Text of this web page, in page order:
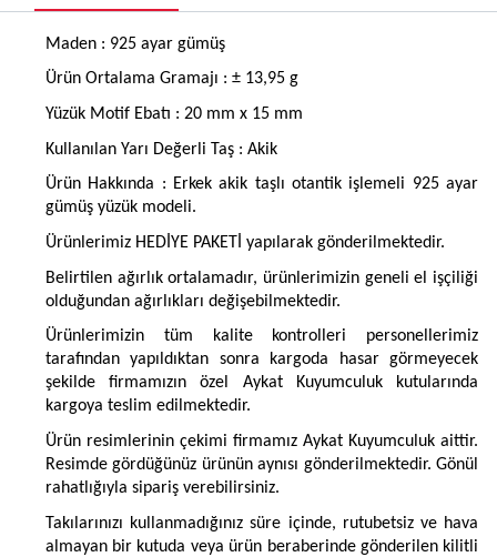
Maden : 925 ayar gümüş
Ürün Ortalama Gramajı : ± 13,95 g
Yüzük Motif Ebatı : 20 mm x 15 mm
Kullanılan Yarı Değerli Taş : Akik
Ürün Hakkında : Erkek akik taşlı otantik işlemeli 925 ayar
gümüş yüzük modeli.
Ürünlerimiz HEDİYE PAKETİ yapılarak gönderilmektedir.
Belirtilen ağırlık ortalamadır, ürünlerimizin geneli el işçiliği
olduğundan ağırlıkları değişebilmektedir.
Ürünlerimizin tüm kalite kontrolleri personellerimiz
tarafından yapıldıktan sonra kargoda hasar görmeyecek
şekilde firmamızın özel Aykat Kuyumculuk kutularında
kargoya teslim edilmektedir.
Ürün resimlerinin çekimi firmamız Aykat Kuyumculuk aittir.
Resimde gördüğünüz ürünün aynısı gönderilmektedir. Gönül
rahatlığıyla sipariş verebilirsiniz.
Takılarınızı kullanmadığınız süre içinde, rutubetsiz ve hava
almayan bir kutuda veya ürün beraberinde gönderilen kilitli